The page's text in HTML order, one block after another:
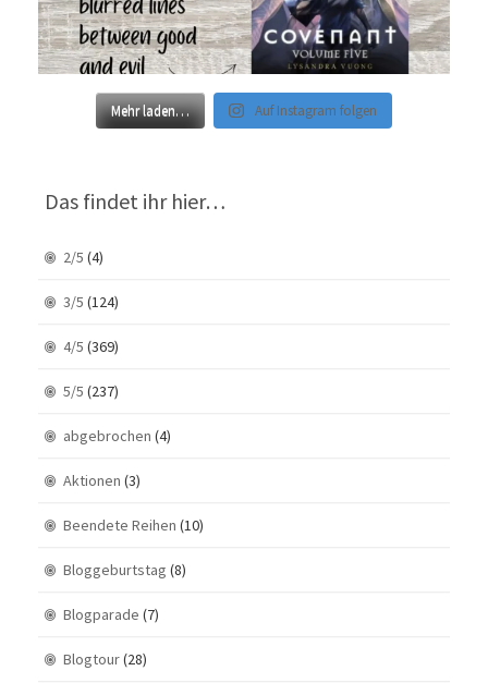
Mehr laden… Auf Instagram folgen
Das findet ihr hier…
2/5 (4)
3/5 (124)
4/5 (369)
5/5 (237)
abgebrochen (4)
Aktionen (3)
Beendete Reihen (10)
Bloggeburtstag (8)
Blogparade (7)
Blogtour(28)